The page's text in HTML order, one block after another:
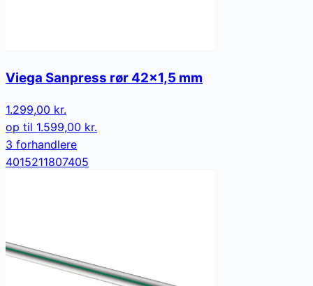
Viega Sanpress rør 42x1,5 mm
1.299,00 kr.
op til 1.599,00 kr.
3 forhandlere
4015211807405